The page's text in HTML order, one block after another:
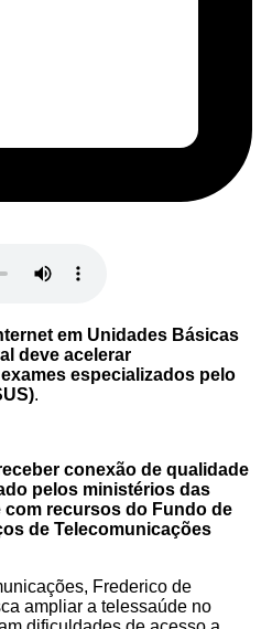
em Unidades Básicas
deve acelerar
especializados pelo
.
conexão de qualidade
pelos ministérios das
recursos do Fundo de
de Telecomunicações
Frederico de
ampliar a telessaúde no